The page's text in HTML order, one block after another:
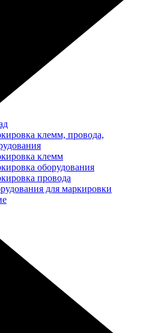
клемм, провода,
клемм
оборудования
провода
для маркировки